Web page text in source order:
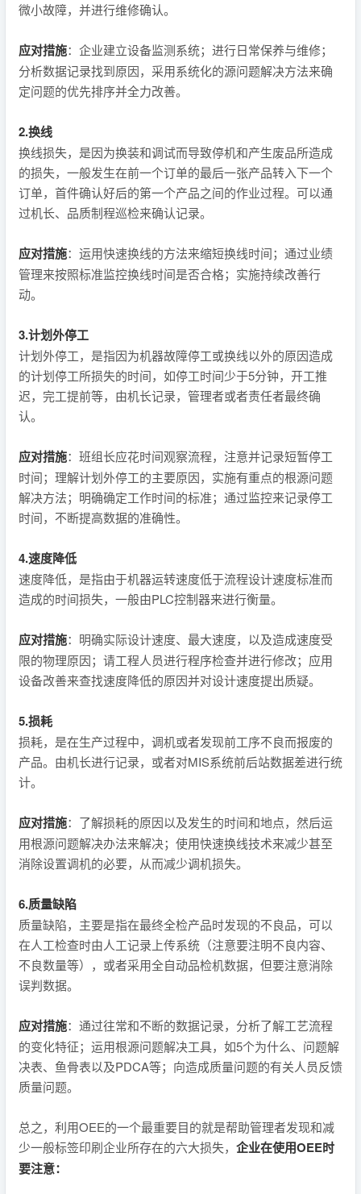
微小故障，并进行维修确认。
应对措施：企业建立设备监测系统；进行日常保养与维修；
分析数据记录找到原因，采用系统化的源问题解决方法来确
定问题的优先排序并全力改善。
2.换线
换线损失，是因为换装和调试而导致停机和产生废品所造成
的损失，一般发生在前一个订单的最后一张产品转入下一个
订单，首件确认好后的第一个产品之间的作业过程。可以通
过机长、品质制程巡检来确认记录。
应对措施：运用快速换线的方法来缩短换线时间；通过业绩
管理来按照标准监控换线时间是否合格；实施持续改善行
动。
3.计划外停工
计划外停工，是指因为机器故障停工或换线以外的原因造成
的计划停工所损失的时间，如停工时间少于5分钟，开工推
迟，完工提前等，由机长记录，管理者或者责任者最终确
认。
应对措施：班组长应花时间观察流程，注意并记录短暂停工
时间；理解计划外停工的主要原因，实施有重点的根源问题
解决方法；明确确定工作时间的标准；通过监控来记录停工
时间，不断提高数据的准确性。
4.速度降低
速度降低，是指由于机器运转速度低于流程设计速度标准而
造成的时间损失，一般由PLC控制器来进行衡量。
应对措施：明确实际设计速度、最大速度，以及造成速度受
限的物理原因；请工程人员进行程序检查并进行修改；应用
设备改善来查找速度降低的原因并对设计速度提出质疑。
5.损耗
损耗，是在生产过程中，调机或者发现前工序不良而报废的
产品。由机长进行记录，或者对MIS系统前后站数据差进行统
计。
应对措施：了解损耗的原因以及发生的时间和地点，然后运
用根源问题解决办法来解决；使用快速换线技术来减少甚至
消除设置调机的必要，从而减少调机损失。
6.质量缺陷
质量缺陷，主要是指在最终全检产品时发现的不良品，可以
在人工检查时由人工记录上传系统（注意要注明不良内容、
不良数量等），或者采用全自动品检机数据，但要注意消除
误判数据。
应对措施：通过往常和不断的数据记录，分析了解工艺流程
的变化特征；运用根源问题解决工具，如5个为什么、问题解
决表、鱼骨表以及PDCA等；向造成质量问题的有关人员反馈
质量问题。
总之，利用OEE的一个最重要目的就是帮助管理者发现和减
少一般标签印刷企业所存在的六大损失， 企业在使用OEE时
要注意：